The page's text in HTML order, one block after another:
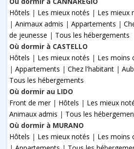
Hôtels | Les mieux notés | Les mieux
| Animaux admis | Appartements |
de jeunesse | Tous les hébergements
Où dormir à CASTELLO
Hôtels | Les mieux notés | Les moins
| Appartements | Chez l'habitant |
Tous les hébergements
Où dormir au LIDO
Front de mer| Hôtels | Les mieux
Animaux admis | Tous les
Où dormir à MURANO
Hôtels | Les mieux notés | Les moins